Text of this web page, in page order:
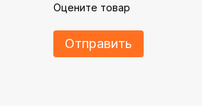
Оцените товар
Отправить